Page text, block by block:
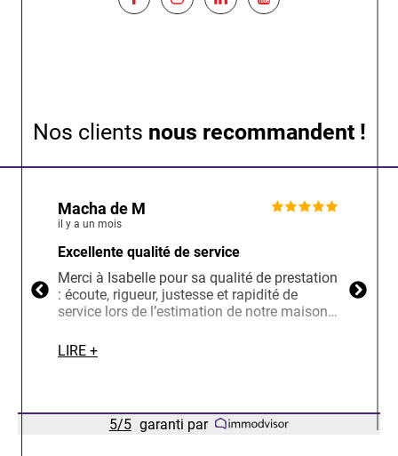
Nos clients nous recommandent !
Macha de M
il y a un mois
Excellente qualité de service
Merci à Isabelle pour sa qualité de prestation
: écoute, rigueur, justesse et rapidité de
service lors de l’estimation de notre maison.
LIRE +
aide
5/5 garanti par